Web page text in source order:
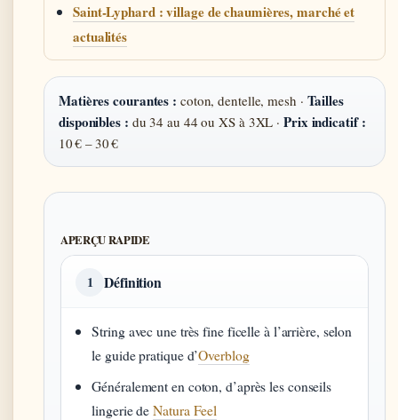
Saint-Lyphard : village de chaumières, marché et
actualités
Matières courantes : coton, dentelle, mesh · Tailles
disponibles : du 34 au 44 ou XS à 3XL ·Prix indicatif :
10 € – 30 €
APERÇU RAPIDE
1 Définition
String avec une très fine ficelle à l’arrière, selon
le guide pratique d’Overblog
Généralement en coton, d’après les conseils
lingerie deNatura Feel